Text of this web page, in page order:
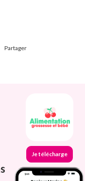
Partager
Je télécharge